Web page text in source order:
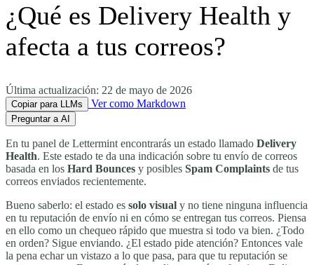
¿Qué es Delivery Health y
afecta a tus correos?
Última actualización: 22 de mayo de 2026
Copiar para LLMs Ver como Markdown
Preguntar a AI
En tu panel de Lettermint encontrarás un estado llamado Delivery
Health. Este estado te da una indicación sobre tu envío de correos
basada en los Hard Bounces y posibles Spam Complaints de tus
correos enviados recientemente.
Bueno saberlo: el estado es solo visual y no tiene ninguna influencia
en tu reputación de envío ni en cómo se entregan tus correos. Piensa
en ello como un chequeo rápido que muestra si todo va bien. ¿Todo
en orden? Sigue enviando. ¿El estado pide atención? Entonces vale
la pena echar un vistazo a lo que pasa, para que tu reputación se